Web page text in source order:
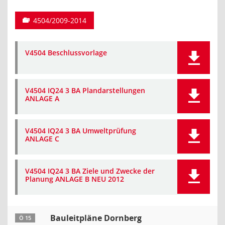
4504/2009-2014
V4504 Beschlussvorlage
V4504 IQ24 3 BA Plandarstellungen
ANLAGE A
V4504 IQ24 3 BA Umweltprüfung
ANLAGE C
V4504 IQ24 3 BA Ziele und Zwecke der
Planung ANLAGE B NEU 2012
Ö 15 Bauleitpläne Dornberg